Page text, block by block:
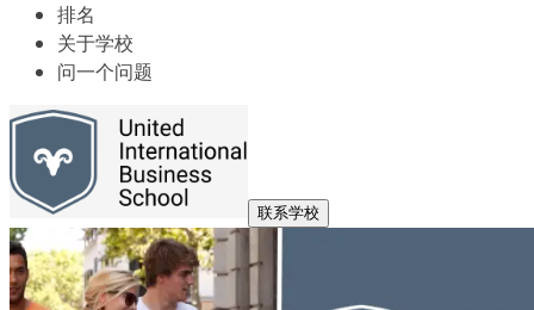
排名
关于学校
问一个问题
联系学校